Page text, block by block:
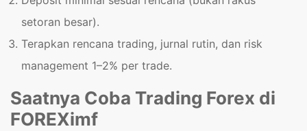
setoran besar).
Terapkan rencana trading, jurnal rutin, dan risk
management 1–2% per trade.
Saatnya Coba Trading Forex di
FOREXimf